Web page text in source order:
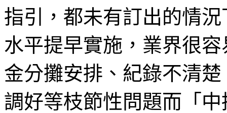
指引，都未有訂出的情
水平提早實施，業界很
金分攤安排、紀錄不清
調好等枝節性問題而「